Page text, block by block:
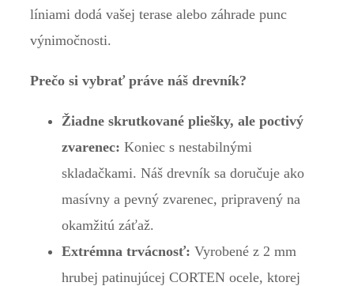
líniami dodá vašej terase alebo záhrade punc
výnimočnosti.
Prečo si vybrať práve náš drevník?
Žiadne skrutkované pliešky, ale poctivý
zvarenec: Koniec s nestabilnými
skladačkami. Náš drevník sa doručuje ako
masívny a pevný zvarenec, pripravený na
okamžitú záťaž.
Extrémna trvácnosť: Vyrobené z 2 mm
hrubej patinujúcej CORTEN ocele, ktorej